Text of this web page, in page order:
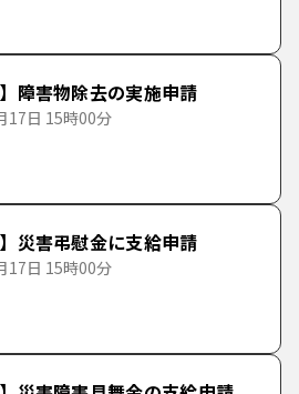
障害物除去の実施申請
17日 15時00分
災害弔慰金に支給申請
17日 15時00分